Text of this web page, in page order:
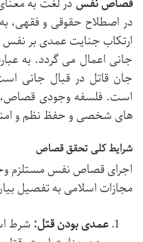
در اصطلاح حقوقی و فقهی،
ارتکاب جنایت عمدی بر
جانی اعمال می گردد. به
جان قاتل در قبال جانی
است. فلسفه وجودی قصاص،
های شخصی و حفظ نظم و
شرایط کلی تحقق قصاص
اجرای قصاص نفس مستلزم
مجازات اسلامی به تفصیل
عمدی بودن قتل: شرط